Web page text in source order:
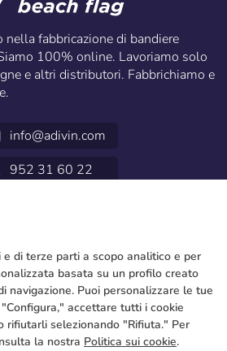
fabbricazione di bandiere
100% online. Lavoriamo solo
e altri distributori. Fabbrichiamo e
info@adivin.com
952 31 60 22
di terze parti a scopo analitico e per
basata su un profilo creato
navigazione. Puoi personalizzare le tue
accettare tutti i cookie
rifiutarli selezionando "Rifiuta." Per
la nostra Politica sui cookie.